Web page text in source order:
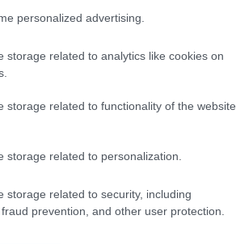
personalized advertising.
storage related to analytics like cookies on
storage related to functionality of the website
storage related to personalization.
storage related to security, including
prevention, and other user protection.
tölti be 90. életévét, a
hírügynökségnél kezdte
ben a Magnum
a Paris Match és az
nyitott Bécsben.